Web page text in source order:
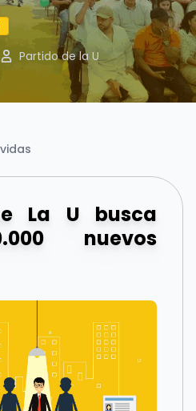
Partido de la U
La U busca
nuevos